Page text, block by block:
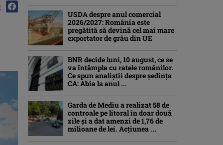
USDA despre anul comercial
2026/2027: România este
pregătită să devină cel mai mare
exportator de grâu din UE
BNR decide luni, 10 august, ce se
va întâmpla cu ratele românilor.
Ce spun analiștii despre ședința
CA: Abia la anul ...
Garda de Mediu a realizat 58 de
controale pe litoral în doar două
zile și a dat amenzi de 1,76 de
milioane de lei. Acțiunea ...